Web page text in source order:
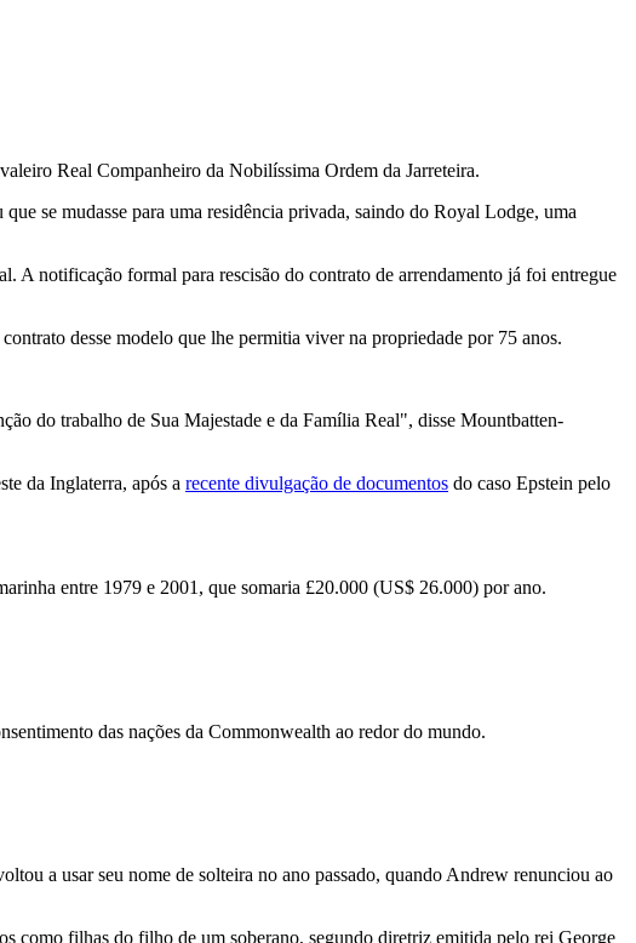
Real Companheiro da Nobilíssima Ordem da Jarreteira.
se mudasse para uma residência privada, saindo do Royal Lodge, uma
A notificação formal para rescisão do contrato de arrendamento já foi entregue
desse modelo que lhe permitia viver na propriedade por 75 anos.
do trabalho de Sua Majestade e da Família Real", disse Mountbatten-
da Inglaterra, após a recente divulgação de documentos do caso Epstein pelo
entre 1979 e 2001, que somaria £20.000 (US$ 26.000) por ano.
das nações da Commonwealth ao redor do mundo.
a usar seu nome de solteira no ano passado, quando Andrew renunciou ao
como filhas do filho de um soberano, segundo diretriz emitida pelo rei George